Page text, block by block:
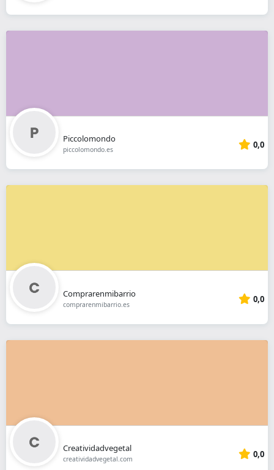
Piccolomondo
piccolomondo.es 0,0
Comprarenmibarrio
comprarenmibarrio.es 0,0
Creatividadvegetal
creatividadvegetal.com 0,0